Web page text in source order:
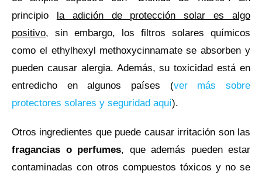
principio la adición de protección solar es algo
positivo, sin embargo, los filtros solares químicos
como el ethylhexyl methoxycinnamate se absorben y
pueden causar alergia. Además, su toxicidad está en
entredicho en algunos países (ver más sobre
protectores solares y seguridad aquí).
Otros ingredientes que puede causar irritación son las
fragancias o perfumes, que además pueden estar
contaminadas con otros compuestos tóxicos y no se